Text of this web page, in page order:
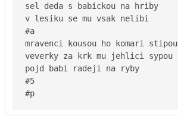
sel deda s babickou na hriby
v lesiku se mu vsak nelibi
#a
mravenci kousou ho komari stipou
veverky za krk mu jehlici sypou
pojd babi radeji na ryby
#5
#p